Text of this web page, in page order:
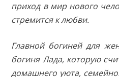
приход в мир нового
стремится к любви.
Главной богиней для
богиня Лада, которую
домашнего уюта,